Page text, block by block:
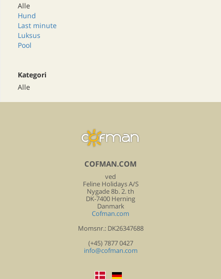
Alle
Hund
Last minute
Luksus
Pool
Kategori
Alle
COFMAN.COM
ved
Feline Holidays A/S
Nygade 8b. 2. th
DK-7400 Herning
Danmark
Cofman.com
Momsnr.: DK26347688
(+45) 7877 0427
info@cofman.com